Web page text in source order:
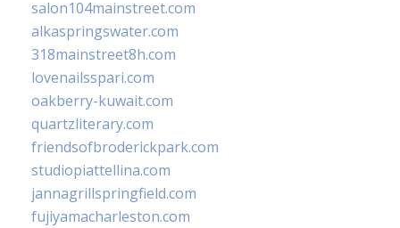
salon104mainstreet.com
alkaspringswater.com
318mainstreet8h.com
lovenailsspari.com
oakberry-kuwait.com
quartzliterary.com
friendsofbroderickpark.com
studiopiattellina.com
jannagrillspringfield.com
fujiyamacharleston.com